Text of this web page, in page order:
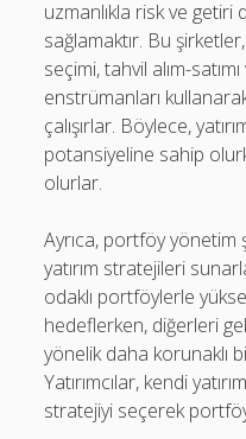
uzmanlıkla risk ve getiri
sağlamaktır. Bu
seçimi, tahvil alım-
enstrümanları
çalışırlar. Böylece,
potansiyeline sahip
olurlar.
Ayrıca, portföy yönetim
yatırım stratejileri
odaklı portföylerle
hedeflerken, diğerleri
yönelik daha korunaklı
Yatırımcılar, kendi
stratejiyi seçerek